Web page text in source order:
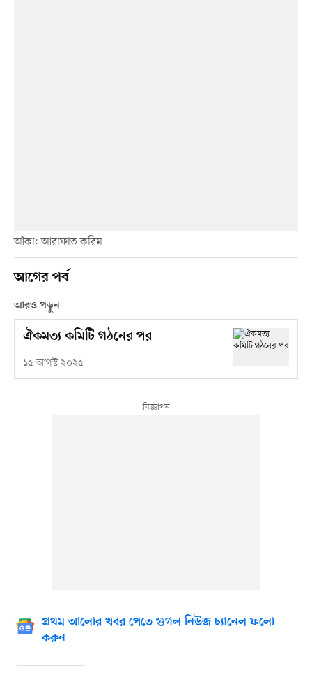
আঁকা: আরাফাত করিম
আগের পর্ব
আরও পড়ুন
ঐকমত‍্য কমিটি গঠনের পর
১৫ আগস্ট ২০২৫
প্রথম আলোর খবর পেতে গুগল নিউজ চ্যানেল ফলো
করুন